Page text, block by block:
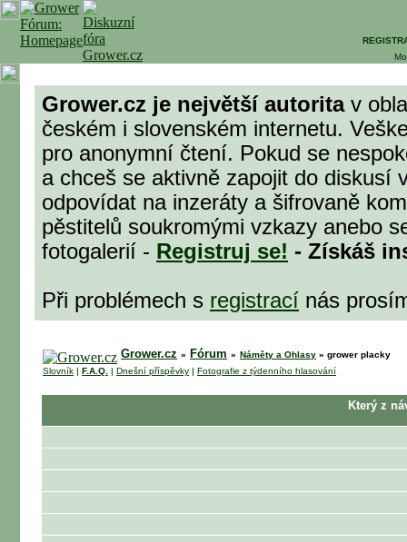
Grower.cz je největší autoritav
českém i slovenském internetu.
pro anonymní čtení. Pokud se
a chceš se aktivně zapojit do diskusí
odpovídat na inzeráty a šifrovaně
pěstitelů soukromými vzkazy anebo
fotogalerií - Registruj se! - Získáš
Při problémech s registrací nás
Grower.cz » Fórum » Náměty a Ohlasy » grower placky
Slovník | F.A.Q. | Dnešní příspěvky | Fotografie z týdenního hlasování
Který z